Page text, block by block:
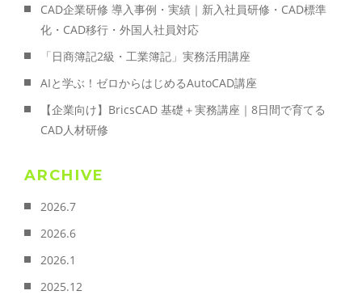
CAD企業研修 導入事例・実績｜新入社員研修・CAD標準
化・CAD移行・外国人社員対応
「日商簿記2級・工業簿記」実務活用講座
AIと学ぶ！ゼロからはじめるAutoCAD講座
【企業向け】BricsCAD 基礎＋実務講座｜8日間で育てる
CAD人材研修
ARCHIVE
2026.7
2026.6
2026.1
2025.12